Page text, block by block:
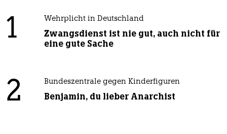
1 Wehrplicht in Deutschland
Zwangsdienst ist nie gut, auch nicht für
eine gute Sache
2 Bundeszentrale gegen Kinderfiguren
Benjamin, du lieber Anarchist